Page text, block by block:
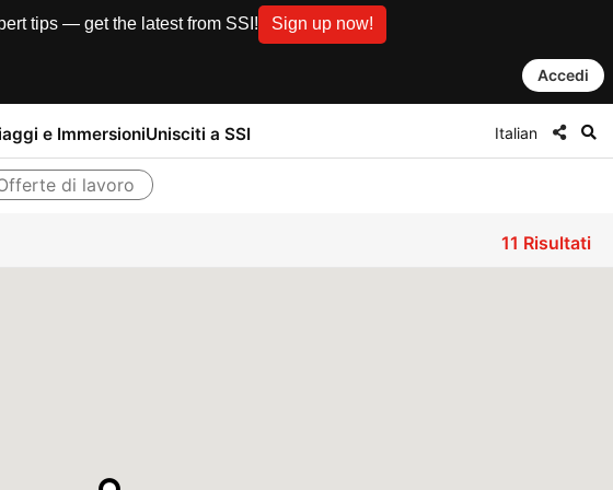
tips — get the latest from SSI! Sign up now!
Accedi
e ImmersioniUnisciti a SSI Italian
di lavoro
11 Risultati